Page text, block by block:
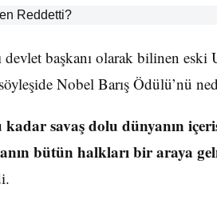
devlet başkanı olarak bilinen eski
Nobel Barış Ödülü’nü
kadar savaş dolu dünyanın
bütün halkları bir araya